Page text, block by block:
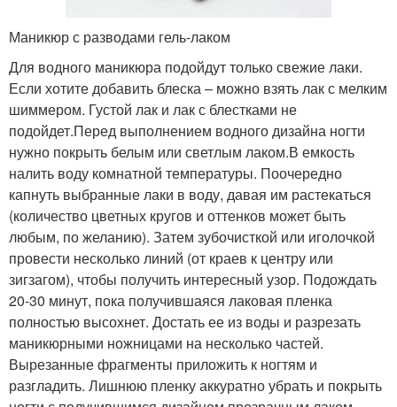
Маникюр с разводами гель-лаком
Для водного маникюра подойдут только свежие лаки.
Если хотите добавить блеска – можно взять лак с мелким
шиммером. Густой лак и лак с блестками не
подойдет.Перед выполнением водного дизайна ногти
нужно покрыть белым или светлым лаком.В емкость
налить воду комнатной температуры. Поочередно
капнуть выбранные лаки в воду, давая им растекаться
(количество цветных кругов и оттенков может быть
любым, по желанию). Затем зубочисткой или иголочкой
провести несколько линий (от краев к центру или
зигзагом), чтобы получить интересный узор. Подождать
20-30 минут, пока получившаяся лаковая пленка
полностью высохнет. Достать ее из воды и разрезать
маникюрными ножницами на несколько частей.
Вырезанные фрагменты приложить к ногтям и
разгладить. Лишнюю пленку аккуратно убрать и покрыть